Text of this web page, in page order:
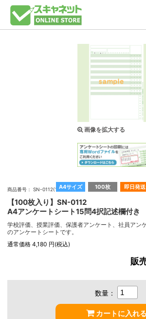
画像を拡大する
A4サイズ 100枚 即日発送
商品番号： SN-0112(100)
【100枚入り】SN-0112
A4アンケートシート15問4択記述欄付き
学校評価、授業評価、保護者アンケート、社員アン
のアンケートシートです。
通常価格 4,180 円(税込)
販
数量：
カートに入れる